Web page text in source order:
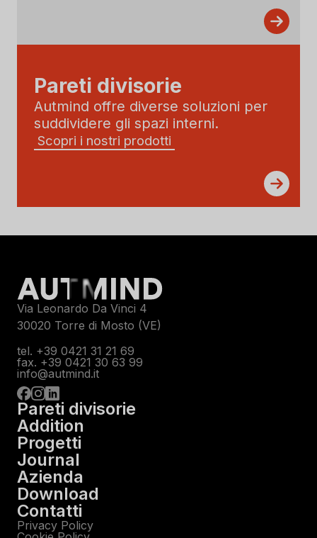
Pareti divisorie
Autmind offre diverse soluzioni per
suddividere gli spazi interni.
Scopri i nostri prodotti
Via Leonardo Da Vinci 4
30020 Torre di Mosto (VE)
tel. +39 0421 31 21 69
fax. +39 0421 30 63 99
info@autmind.it
Pareti divisorie
Addition
Progetti
Journal
Azienda
Download
Contatti
Privacy Policy